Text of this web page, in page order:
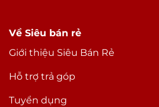
Về Siêu bán rẻ
Giới thiệu Siêu Bán Rẻ
Hỗ trợ trả góp
Tuyển dụng